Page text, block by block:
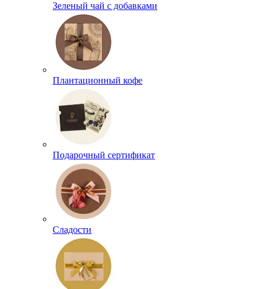
Зеленый чай с добавками
Плантационный кофе
Подарочный сертификат
Сладости